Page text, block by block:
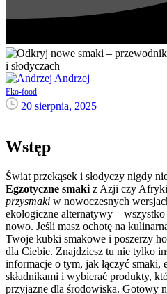
Andrzej
Eko-food
20 sierpnia, 2025
Wstęp
Świat przekąsek i słodyczy nigdy
Egzotyczne smaki z Azji czy
przysmaki w nowoczesnych
ekologiczne alternatywy – wszystko
nowo. Jeśli masz ochotę na
Twoje kubki smakowe i poszerzy
dla Ciebie. Znajdziesz tu nie tylko
informacje o tym, jak łączyć smaki,
składnikami i wybierać produkty,
przyjazne dla środowiska. Gotowy